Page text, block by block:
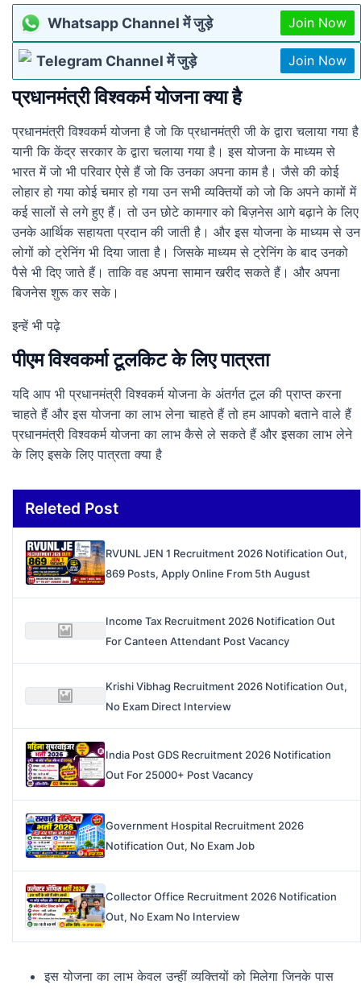
Whatsapp Channel में जुड़े Join Now
Telegram Channel में जुड़े Join Now
प्रधानमंत्री विश्वकर्म योजना क्या है
प्रधानमंत्री विश्वकर्म योजना है जो कि प्रधानमंत्री जी के द्वारा चलाया गया है
यानी कि केंद्र सरकार के द्वारा चलाया गया है। इस योजना के माध्यम से
भारत में जो भी परिवार ऐसे हैं जो कि उनका अपना काम है। जैसे की कोई
लोहार हो गया कोई चमार हो गया उन सभी व्यक्तियों को जो कि अपने कामों में
कई सालों से लगे हुए हैं। तो उन छोटे कामगार को बिज़नेस आगे बढ़ाने के लिए
उनके आर्थिक सहायता प्रदान की जाती है। और इस योजना के माध्यम से उन
लोगों को ट्रेनिंग भी दिया जाता है। जिसके माध्यम से ट्रेनिंग के बाद उनको
पैसे भी दिए जाते हैं। ताकि वह अपना सामान खरीद सकते हैं। और अपना
बिजनेस शुरू कर सके।
इन्हें भी पढ़े
पीएम विश्वकर्मा टूलकिट के लिए पात्रता
यदि आप भी प्रधानमंत्री विश्वकर्म योजना के अंतर्गत टूल की प्राप्त करना
चाहते हैं और इस योजना का लाभ लेना चाहते हैं तो हम आपको बताने वाले हैं
प्रधानमंत्री विश्वकर्म योजना का लाभ कैसे ले सकते हैं और इसका लाभ लेने
के लिए इसके लिए पात्रता क्या है
Releted Post
RVUNL JEN 1 Recruitment 2026 Notification Out,
869 Posts, Apply Online From 5th August
Income Tax Recruitment 2026 Notification Out
For Canteen Attendant Post Vacancy
Krishi Vibhag Recruitment 2026 Notification Out,
No Exam Direct Interview
India Post GDS Recruitment 2026 Notification
Out For 25000+ Post Vacancy
Government Hospital Recruitment 2026
Notification Out, No Exam Job
Collector Office Recruitment 2026 Notification
Out, No Exam No Interview
इस योजना का लाभ केवल उन्हीं व्यक्तियों को मिलेगा जिनके पास